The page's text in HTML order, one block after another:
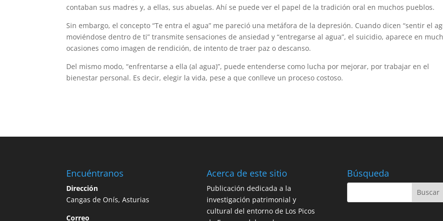
contaban sus madres y, a ellas, sus abuelas. Ahí se puede ver el papel de la tradición oral en muchos pueblos.
Sin embargo, el concepto “Te entra el agua” me pareció una metáfora de la depresión. Cuando dicen “sentir el
moviéndose dentro de ti” transmite sensaciones de ansiedad y “entregarse al agua”, el suicidio, aparece en
ocasiones como imagen de rendición, de intento de traer paz o descanso.
Del mismo modo, “enfrentarse a ella (al agua)”, puede entenderse como lucha por mejorar, por trabajar en el
bienestar personal. Es decir, elegir la vida, pese a que conlleve un proceso costoso.
Encuéntranos
Dirección
Cangas de Onís, Asturias
Correo
Acerca de este sitio
Publicación dedicada a la
investigación patrimonial y
cultural del entorno de Los Picos
Búsqueda